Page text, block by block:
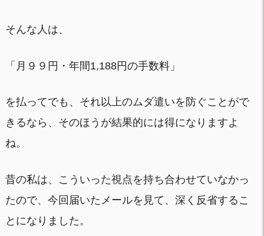
そんな人は、
「月９９円・年間1,188円の手数料」
を払ってでも、それ以上のムダ遣いを防ぐことがで
きるなら、そのほうが結果的には得になりますよ
ね。
昔の私は、こういった視点を持ち合わせていなかっ
たので、今回届いたメールを見て、深く反省するこ
とになりました。